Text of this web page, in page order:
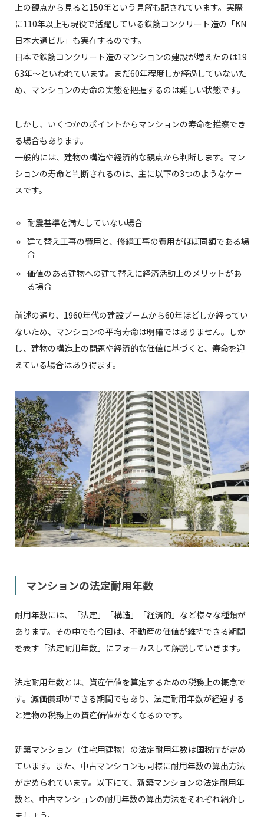
上の観点から見ると150年という見解も記されています。実際
に110年以上も現役で活躍している鉄筋コンクリート造の「KN
日本大通ビル」も実在するのです。
日本で鉄筋コンクリート造のマンションの建設が増えたのは19
63年〜といわれています。まだ60年程度しか経過していないた
め、マンションの寿命の実態を把握するのは難しい状態です。
しかし、いくつかのポイントからマンションの寿命を推察でき
る場合もあります。
一般的には、建物の構造や経済的な観点から判断します。マン
ションの寿命と判断されるのは、主に以下の3つのようなケー
スです。
耐震基準を満たしていない場合
建て替え工事の費用と、修繕工事の費用がほぼ同額である場
合
価値のある建物への建て替えに経済活動上のメリットがあ
る場合
前述の通り、1960年代の建設ブームから60年ほどしか経ってい
ないため、マンションの平均寿命は明確ではありません。しか
し、建物の構造上の問題や経済的な価値に基づくと、寿命を迎
えている場合はあり得ます。
マンションの法定耐用年数
耐用年数には、「法定」「構造」「経済的」など様々な種類が
あります。その中でも今回は、不動産の価値が維持できる期間
を表す「法定耐用年数」にフォーカスして解説していきます。
法定耐用年数とは、資産価値を算定するための税務上の概念で
す。減価償却ができる期間でもあり、法定耐用年数が経過する
と建物の税務上の資産価値がなくなるのです。
新築マンション（住宅用建物）の法定耐用年数は国税庁が定め
ています。また、中古マンションも同様に耐用年数の算出方法
が定められています。以下にて、新築マンションの法定耐用年
数と、中古マンションの耐用年数の算出方法をそれぞれ紹介し